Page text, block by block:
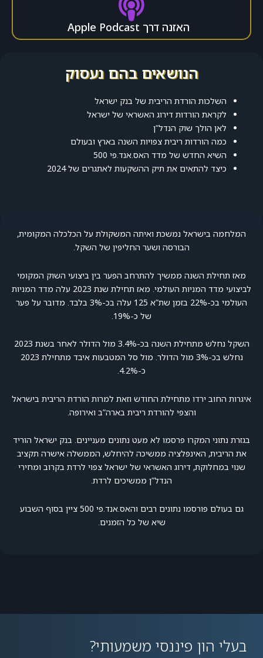
האזנה דרך Apple Podcast
הנושאים בהם נעסוק
השלכות הורדת הריבית של בנק ישראל
לקראת הורדות דירוג האשראי של ישראל
לאן הולך שוק הנדל”ן
כמה הורדות ריבית צפויות השנה בארץ ובעולם
השיא החדש של מדד האס.אנד.פי 500
כיצד להתאים את תיק ההשקעות לאתגרים של 2024
המלחמה בישראל נמשכת ואיתה המשקולת על הכלכלה המקומית,
הבורסה ושער החליפין של השקל.
מאז תחילת השנה ממשיך להתרחב הפער בין ביצועי השוק המקומי
לביצועי מדד המניות העולמי. מאז תחילת שנת 2023 עלה מדד המניות
העולמי בכ-22% בזמן שת”א 125 עלה בכ-3% בלבד. מדובר על פער
של כ-19%.
השקל נחלש מתחילת השנה בכ-3.4% מול הדולר לאחר בשנת 2023
נחלש בכ-3% מול הדולר. מול סל המטבעות איבד מתחילת 2023
כ-4.2%.
איגרות החוב ירדו מתחילת החודש וזאת למרות הורדת הריבית בישראל
והצפי להורדת ריבית בארה”ב ואירופה.
בגזרת נתוני המקרו פרסמו לא מעט נתונים מעניינים. בנק ישראל הוריד
את הריבית, האינפלציה ממשיכה להיחלש, הממשלה אישרה תקציב
שנוי במחלוקת, דירוג האשראי של ישראל צפוי לרדת בקרוב ומחירי
הנדל”ן ממשיכים לרדת.
גם בעולם פורסמו נתונים רבים והאס.אנד.פי 500 ציין בסוף השבוע
שיא של כל הזמנים.
בעלי הון פיננסי משמעותי?